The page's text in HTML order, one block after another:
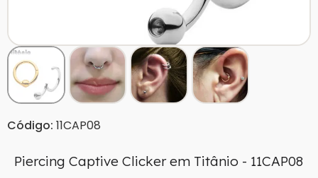
Código: 11CAP08
Piercing Captive Clicker em Titânio - 11CAP08